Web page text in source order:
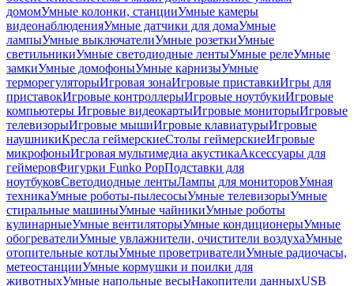
домомУмные колонки, станцииУмные камеры
видеонаблюденияУмные датчики для домаУмные
лампыУмные выключателиУмные розеткиУмные
светильникиУмные светодиодные лентыУмные релеУмные
замкиУмные домофоныУмные карнизыУмные
терморегуляторыИгровая зонаИгровые приставкиИгры для
приставокИгровые контроллерыИгровые ноутбукиИгровые
компьютеры Игровые видеокартыИгровые мониторыИгровые
телевизорыИгровые мышиИгровые клавиатурыИгровые
наушникиКресла геймерскиеСтолы геймерскиеИгровые
микрофоныИгровая мультимедиа акустикаАксессуары для
геймеровФигурки Funko PopПодставки для
ноутбуковСветодиодные лентыЛампы для мониторовУмная
техникаУмные роботы-пылесосыУмные телевизорыУмные
стиральные машиныУмные чайникиУмные роботы
кулинарныеУмные вентиляторыУмные кондиционерыУмные
обогревателиУмные увлажнители, очистители воздухаУмные
отопительные котлыУмные проветривателиУмные радиочасы,
метеостанцииУмные кормушки и поилки для
животныхУмные напольные весыНакопители данныхUSB